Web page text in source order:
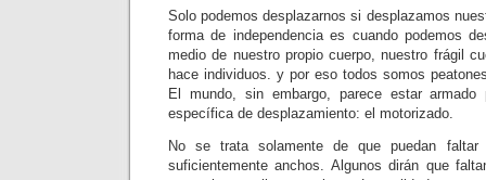
Solo podemos desplazarnos si desplazamos
forma de independencia es cuando podemos
medio de nuestro propio cuerpo, nuestro frágil
hace individuos. y por eso todos somos
El mundo, sin embargo, parece estar armado
específica de desplazamiento: el motorizado.
No se trata solamente de que puedan
suficientemente anchos. Algunos dirán que